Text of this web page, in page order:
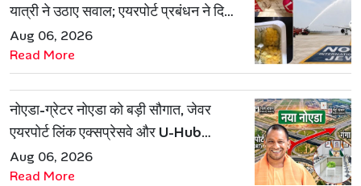
यात्री ने उठाए सवाल; एयरपोर्ट प्रबंधन ने दिया
जवाब
Aug 06, 2026
Read More
नोएडा-ग्रेटर नोएडा को बड़ी सौगात, जेवर
एयरपोर्ट लिंक एक्सप्रेसवे और U-Hub
प्रोजेक्ट को मिली मंजूरी
Aug 06, 2026
Read More